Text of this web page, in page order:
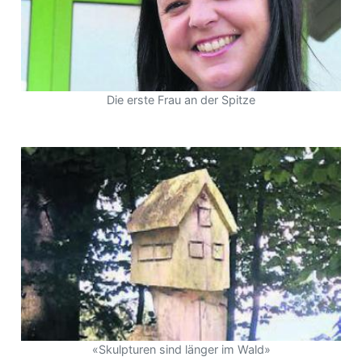
Die erste Frau an der Spitze
«Skulpturen sind länger im Wald»